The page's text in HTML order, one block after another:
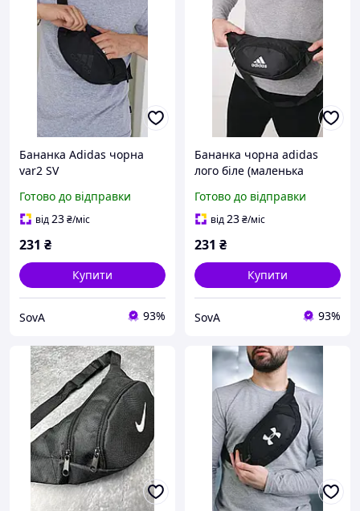
Бананка Adidas чорна
var2 SV
Готово до відправки
від23₴/міс
231 ₴
Купити
SovA 93%
Бананка чорна adidas
лого біле (маленька
Готово до відправки
від23₴/міс
231 ₴
Купити
SovA 93%